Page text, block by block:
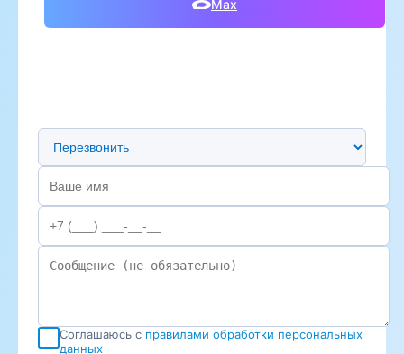
Max
Предпочтительный способ связи
Соглашаюсь с правилами обработки персональных
данных